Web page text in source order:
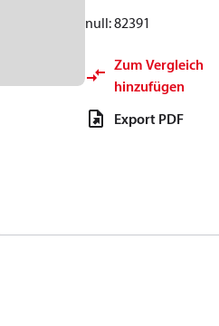
null: 82391
Zum Vergleich
hinzufügen
Export PDF